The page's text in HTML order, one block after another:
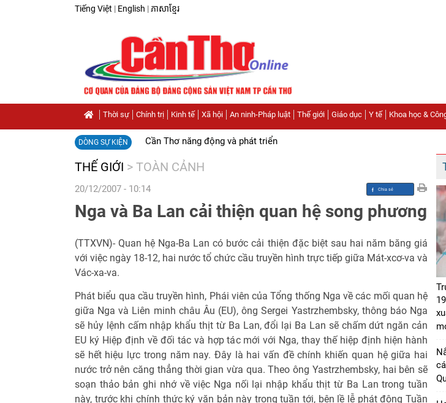
Tiếng Việt | English | ភាសាខ្មែរ
Thời sự Chính trị Kinh tế Xã hội An ninh-Pháp luật Thế giới Giáo dục Y tế Khoa học &
DÒNG SỰ KIỆN Cần Thơ năng động và phát triển
THẾ GIỚI > TOÀN CẢNH
20/12/2007 - 10:14
Nga và Ba Lan cải thiện quan hệ song phương
(TTXVN)- Quan hệ Nga-Ba Lan có bước cải thiện đặc biệt sau hai năm băng giá
với việc ngày 18-12, hai nước tổ chức cầu truyền hình trực tiếp giữa Mát-xcơ-va và
Vác-xa-va.
Phát biểu qua cầu truyền hình, Phái viên của Tổng thống Nga về các mối quan hệ
giữa Nga và Liên minh châu Âu (EU), ông Sergei Yastrzhembsky, thông báo Nga
sẽ hủy lệnh cấm nhập khẩu thịt từ Ba Lan, đổi lại Ba Lan sẽ chấm dứt ngăn cản
EU ký Hiệp định về đối tác và hợp tác mới với Nga, thay thế hiệp định hiện hành
sẽ hết hiệu lực trong năm nay. Đây là hai vấn đề chính khiến quan hệ giữa hai
nước trở nên căng thẳng thời gian vừa qua. Theo ông Yastrzhembsky, hai bên sẽ
soạn thảo bản ghi nhớ về việc Nga nối lại nhập khẩu thịt từ Ba Lan trong tuần
này, trước khi chính thức ký văn bản này trong tuần tới, bên lề lễ phát động Tuần